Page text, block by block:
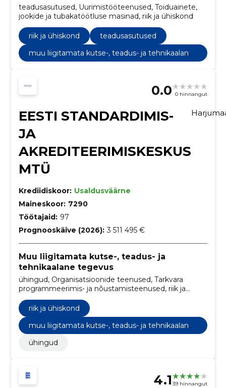
teadusasutused, Uurimistööteenused, Toiduainete,
jookide ja tubakatöötluse masinad, riik ja ühiskond
riik ja ühiskond
teadusasutused
muu liigitamata kutse-, teadus- ja tehnikaalane
tegevus
0.0 0 hinnangut
EESTI STANDARDIMIS-
JA
AKREDITEERIMISKESKUS
MTÜ
Krediidiskoor: Usaldusväärne
Maineskoor: 7290
Töötajaid: 97
Prognooskäive (2026): 3 511 495 €
Muu liigitamata kutse-, teadus- ja
tehnikaalane tegevus
ühingud, Organisatsioonide teenused, Tarkvara
programmeerimis- ja nõustamisteenused, riik ja
riik ja ühiskond
muu liigitamata kutse-, teadus- ja tehnikaalane
tegevus
ühingud
4.1 39 hinnangut